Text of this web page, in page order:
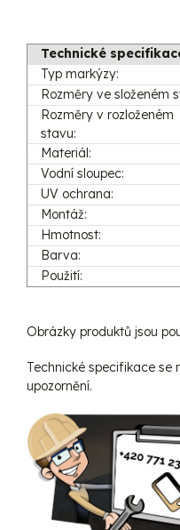
Technické
Typ markýzy:
Rozměry ve složeném
Rozměry v rozloženém
stavu:
Materiál:
Vodní sloupec:
UV ochrana:
Montáž:
Hmotnost:
Barva:
Použití:
Obrázky produktů jsou
Technické specifikace se
upozornění.